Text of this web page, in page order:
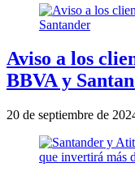
Aviso a los
BBVA y
20 de septiembre de